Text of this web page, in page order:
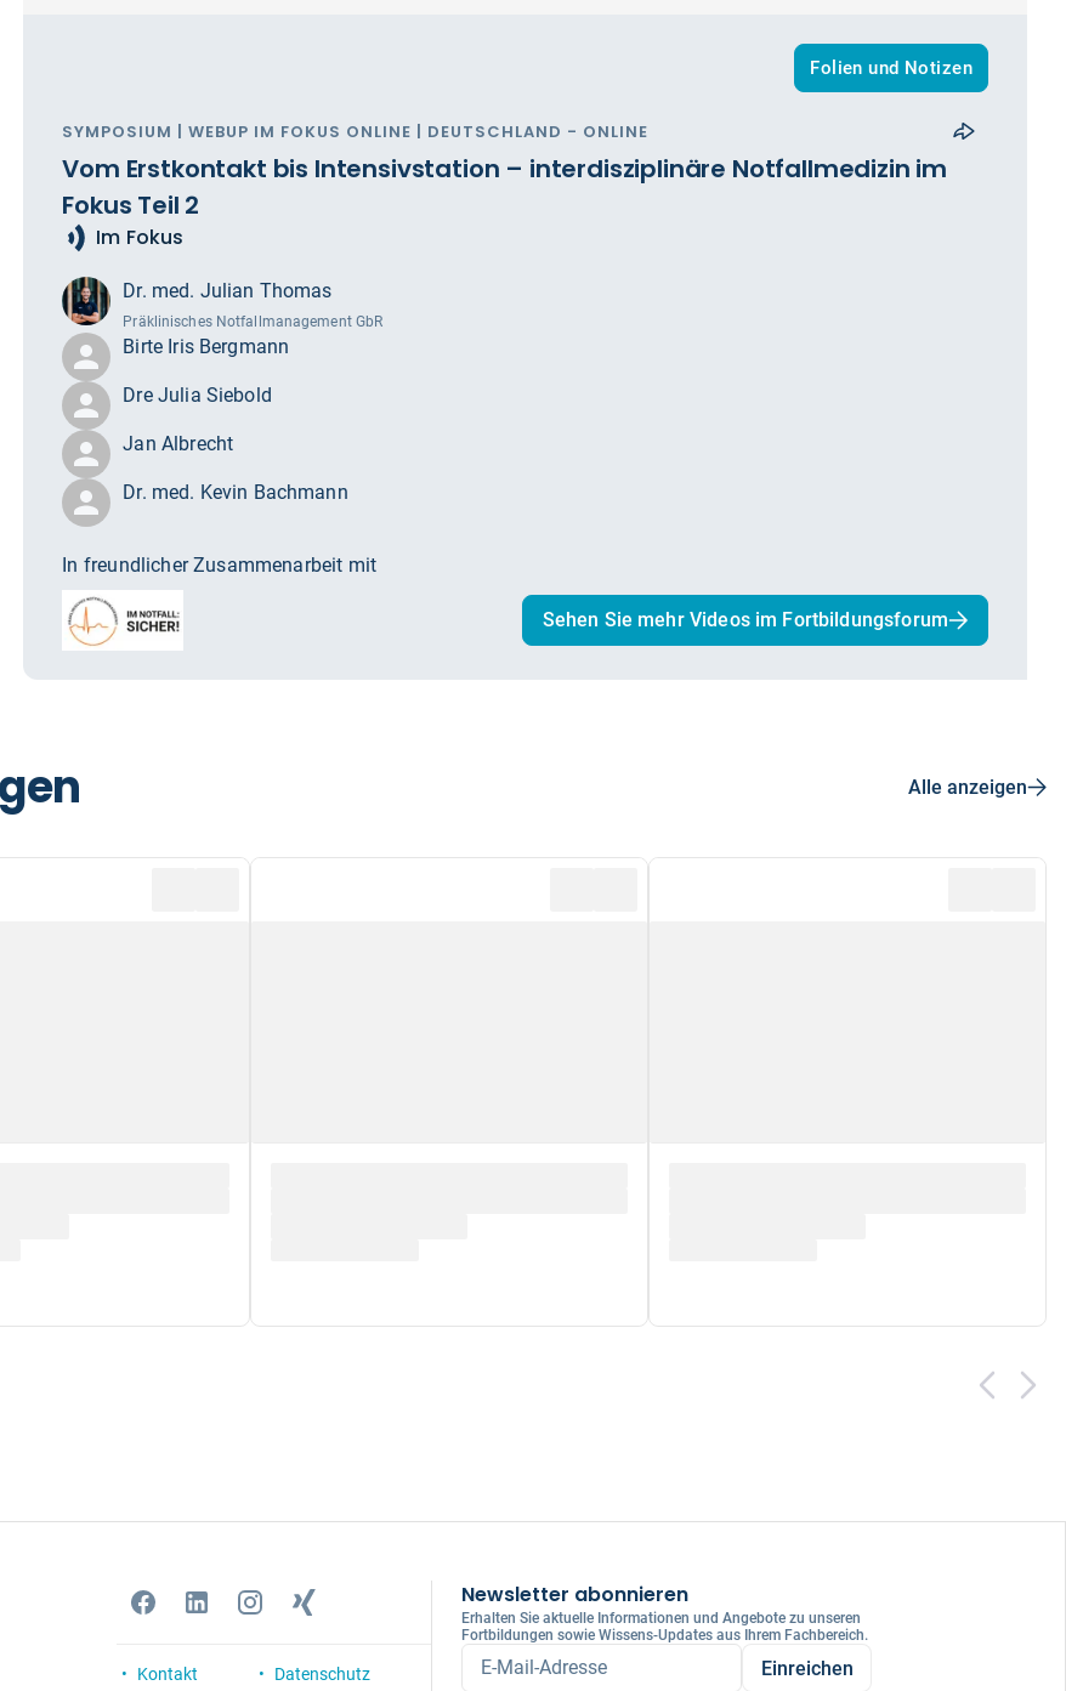
Folien und Notizen
SYMPOSIUM | WEBUP IM FOKUS ONLINE | DEUTSCHLAND - ONLINE
Vom Erstkontakt bis Intensivstation – interdisziplinäre Notfallmedizin im
Fokus Teil 2
Im Fokus
Dr. med. Julian Thomas
Präklinisches Notfallmanagement GbR
Birte Iris Bergmann
Dre Julia Siebold
Jan Albrecht
Dr. med. Kevin Bachmann
In freundlicher Zusammenarbeit mit
Sehen Sie mehr Videos im Fortbildungsforum
Alle anzeigen
Kontakt
Datenschutz
Newsletter abonnieren
Erhalten Sie aktuelle Informationen und Angebote zu unseren
Fortbildungen sowie Wissens-Updates aus Ihrem Fachbereich.
E-Mail-Adresse Einreichen